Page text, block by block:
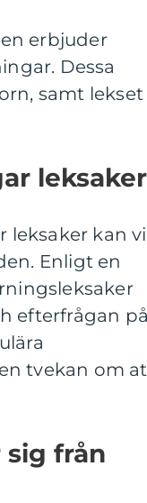
erbjuder
Dessa
samt lekset
leksaker
kan vi
Enligt en
efterfrågan
tvekan om
sig från